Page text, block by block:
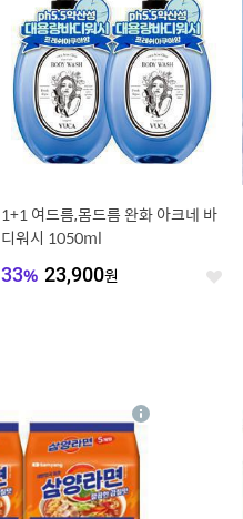
1+1 여드름,몸드름 완화 아크네 바
디워시 1050ml
33% 23,900원 좋
상